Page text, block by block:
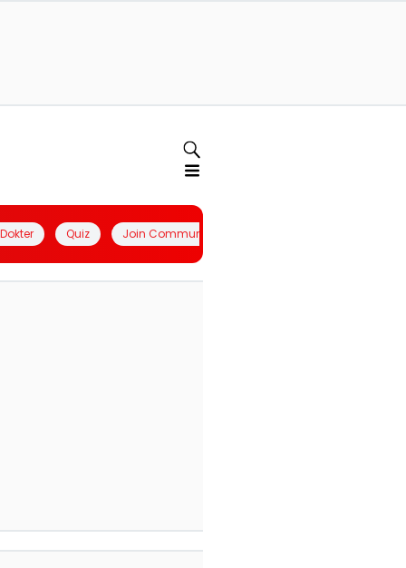
Quiz Join Community